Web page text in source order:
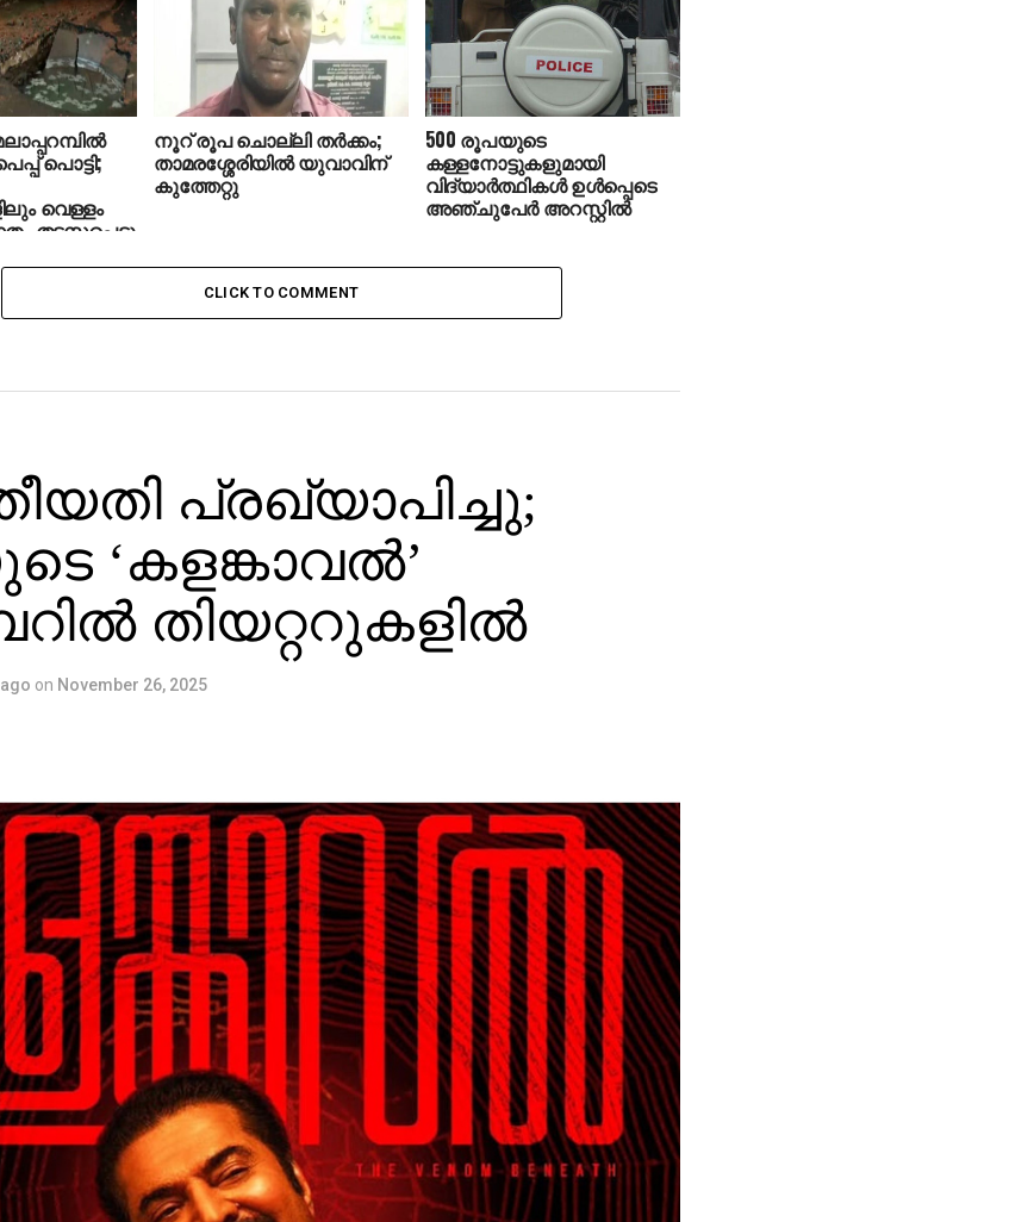
പൊട്ടി;
വെള്ളം
തടസ്സപ്പെട്ടു
നൂറ് രൂപ ചൊല്ലി തര്‍ക്കം;
താമരശ്ശേരിയില്‍ യുവാവിന്
കുത്തേറ്റു
500 രൂപയുടെ
കള്ളനോട്ടുകളുമായി
വിദ്യാര്‍ത്ഥികള്‍ ഉള്‍പ്പെടെ
അഞ്ചുപേര്‍ അറസ്റ്റില്‍
CLICK TO COMMENT
പ്രഖ്യാപിച്ചു;
‘കളങ്കാവല്‍’
തിയറ്ററുകളില്‍
on November 26, 2025